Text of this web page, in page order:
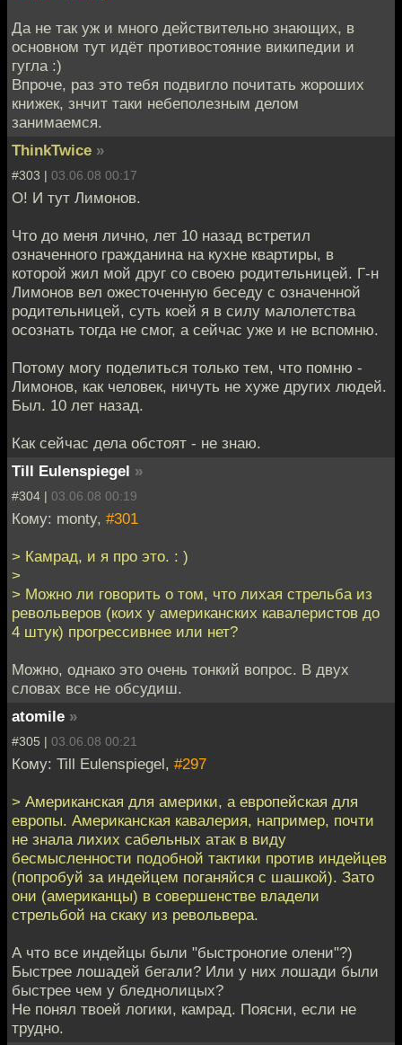
Да не так уж и много действительно знающих, в
основном тут идёт противостояние википедии и
гугла :)
Впроче, раз это тебя подвигло почитать жороших
книжек, знчит таки небеполезным делом
занимаемся.
ThinkTwice »
#303 | 03.06.08 00:17
О! И тут Лимонов.
Что до меня лично, лет 10 назад встретил
означенного гражданина на кухне квартиры, в
которой жил мой друг со своею родительницей. Г-н
Лимонов вел ожесточенную беседу с означенной
родительницей, суть коей я в силу малолетства
осознать тогда не смог, а сейчас уже и не вспомню.
Потому могу поделиться только тем, что помню -
Лимонов, как человек, ничуть не хуже других людей.
Был. 10 лет назад.
Как сейчас дела обстоят - не знаю.
Till Eulenspiegel »
#304 | 03.06.08 00:19
Кому: monty, #301
> Камрад, и я про это. : )
>
> Можно ли говорить о том, что лихая стрельба из
револьверов (коих у американских кавалеристов до
4 штук) прогрессивнее или нет?
Можно, однако это очень тонкий вопрос. В двух
словах все не обсудиш.
atomile »
#305 | 03.06.08 00:21
Кому: Till Eulenspiegel, #297
> Американская для америки, а европейская для
европы. Американская кавалерия, например, почти
не знала лихих сабельных атак в виду
бесмысленности подобной тактики против индейцев
(попробуй за индейцем поганяйся с шашкой). Зато
они (американцы) в совершенстве владели
стрельбой на скаку из револьвера.
А что все индейцы были "быстроногие олени"?)
Быстрее лошадей бегали? Или у них лошади были
быстрее чем у бледнолицых?
Не понял твоей логики, камрад. Поясни, если не
трудно.